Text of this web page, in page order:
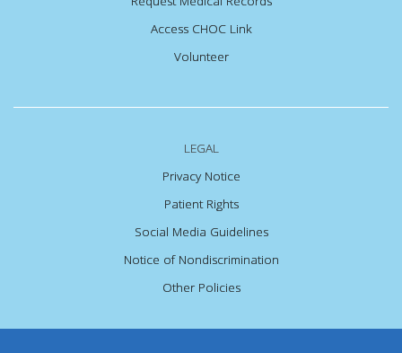
Access CHOC Link
Volunteer
LEGAL
Privacy Notice
Patient Rights
Social Media Guidelines
Notice of Nondiscrimination
Other Policies